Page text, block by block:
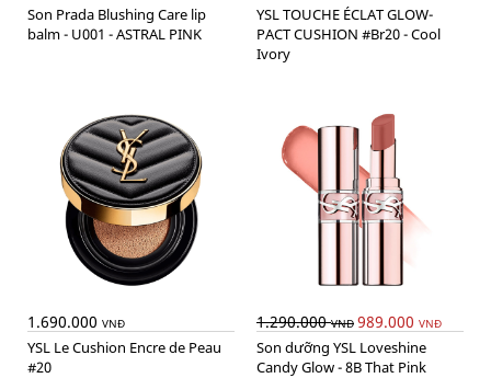
Son Prada Blushing Care lip
balm - U001 - ASTRAL PINK
YSL TOUCHE ÉCLAT GLOW-
PACT CUSHION #Br20 - Cool
Ivory
1.690.000 VNĐ
YSL Le Cushion Encre de Peau
#20
1.290.000VNĐ 989.000 VNĐ
Son dưỡng YSL Loveshine
Candy Glow - 8B That Pink